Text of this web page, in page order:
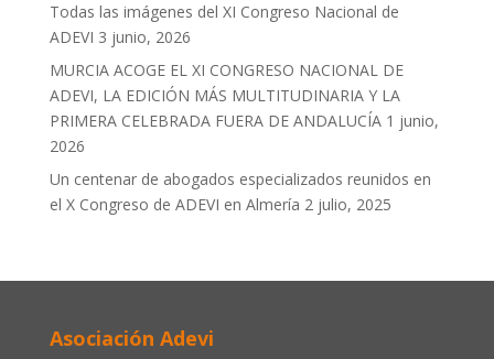
Todas las imágenes del XI Congreso Nacional de
ADEVI 3 junio, 2026
MURCIA ACOGE EL XI CONGRESO NACIONAL DE
ADEVI, LA EDICIÓN MÁS MULTITUDINARIA Y LA
PRIMERA CELEBRADA FUERA DE ANDALUCÍA 1 junio,
2026
Un centenar de abogados especializados reunidos en
el X Congreso de ADEVI en Almería 2 julio, 2025
Asociación Adevi